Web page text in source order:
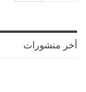
أخر منشورات